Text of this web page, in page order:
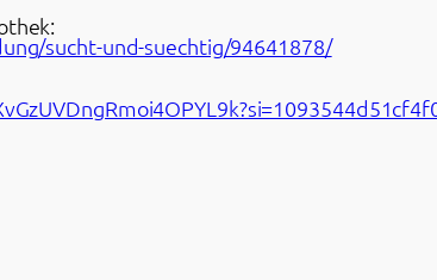
sucht-und-suechtig/94641878/